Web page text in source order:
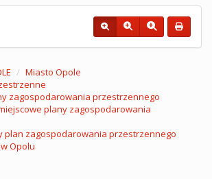
Miasto Opole
zagospodarowania przestrzennego
plany zagospodarowania
plan zagospodarowania przestrzennego
Opolu